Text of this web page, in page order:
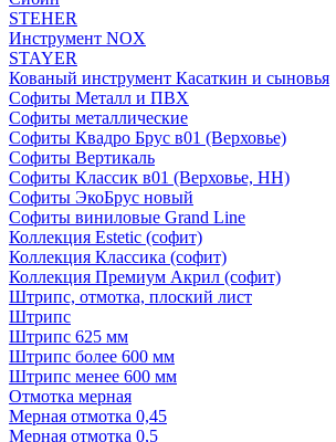
STEHER
Инструмент NOX
STAYER
Кованый инструмент Касаткин и сыновья
Софиты Металл и ПВХ
Софиты металлические
Софиты Квадро Брус в01 (Верховье)
Софиты Вертикаль
Софиты Классик в01 (Верховье, НН)
Софиты ЭкоБрус новый
Софиты виниловые Grand Line
Коллекция Estetic (софит)
Коллекция Классика (софит)
Коллекция Премиум Акрил (софит)
Штрипс, отмотка, плоский лист
Штрипс
Штрипс 625 мм
Штрипс более 600 мм
Штрипс менее 600 мм
Отмотка мерная
Мерная отмотка 0,45
Мерная отмотка 0,5